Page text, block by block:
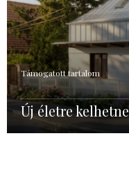
Támogatott tartalom
Új életre